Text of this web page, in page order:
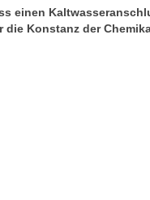
einen
Konstanz der